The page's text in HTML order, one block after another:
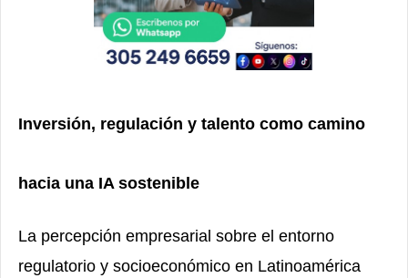
Inversión, regulación y talento como camino
hacia una IA sostenible
La percepción empresarial sobre el entorno
regulatorio y socioeconómico en Latinoamérica